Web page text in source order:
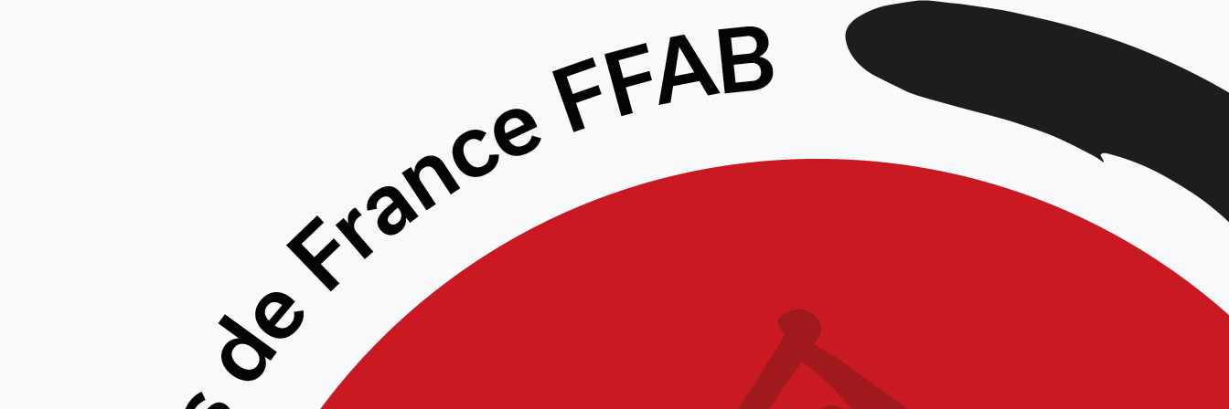
PARTICIPEZ A LA FÊTE DU
SPORT – 14 SEPTEMBRE 2025